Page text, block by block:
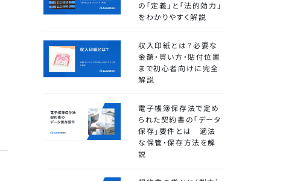
の「定義」と「法的効力」
をわかりやすく解説
収入印紙とは？必要な
金額・買い方・貼付位置
まで初心者向けに完全
解説
電子帳簿保存法で定め
られた契約書の「データ
保存」要件とは 適法
な保管・保存方法を解
説